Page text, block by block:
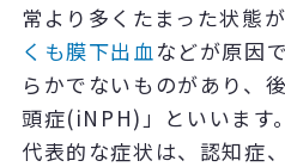
常より多くたまった状態
くも膜下出血 などが原因
らかでないものがあり、
頭症(iNPH)」といいます。
代表的な症状は、認知症